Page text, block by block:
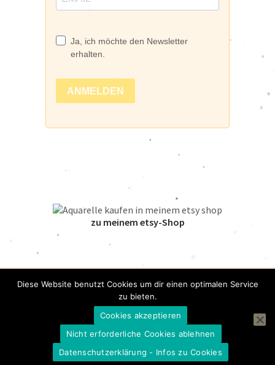
zu meinem etsy-Shop
© 2024 Doro Kaiser | Blogdesign:Elmastudio
Diese Website benutzt Cookies um dir einen optimalen Service
zu bieten.
Cookies akzeptieren
Nicht erforderliche Cookies ablehnen
Datenschutzerklärung - Infos zu Cookies